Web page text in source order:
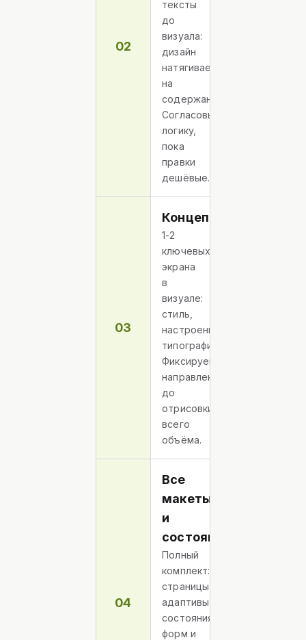
02
тексты
до
визуала:
дизайн
натягивается
на
содержание.
Согласовываем
логику,
пока
правки
дешёвые.
03
Концепция
1-2
ключевых
экрана
в
визуале:
стиль,
настроение,
типографика.
Фиксируем
направление
до
отрисовки
всего
объёма.
04
Все
макеты
и
состояния
Полный
комплект:
страницы,
адаптивы,
состояния
форм и